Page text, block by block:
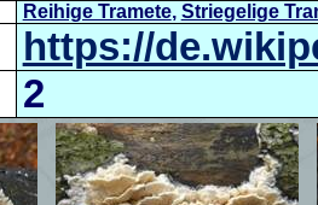
Reihige Tramete, Striegelige
https://
2